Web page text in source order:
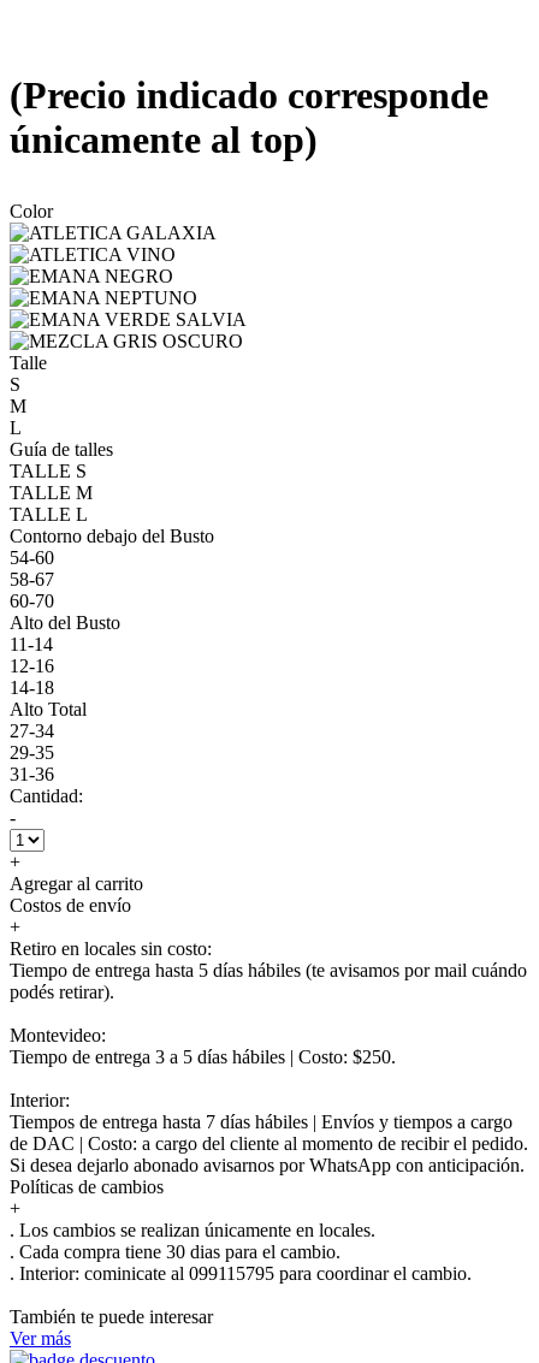
(Precio indicado corresponde
únicamente al top)
Color
Talle
S
M
L
Guía de talles
TALLE S
TALLE M
TALLE L
Contorno debajo del Busto
54-60
58-67
60-70
Alto del Busto
11-14
12-16
14-18
Alto Total
27-34
29-35
31-36
Cantidad:
-
+
Agregar al carrito
Costos de envío
+
Retiro en locales sin costo:
Tiempo de entrega hasta 5 días hábiles (te avisamos por mail cuándo
podés retirar).
Montevideo:
Tiempo de entrega 3 a 5 días hábiles | Costo: $250.
Interior:
Tiempos de entrega hasta 7 días hábiles | Envíos y tiempos a cargo
de DAC | Costo: a cargo del cliente al momento de recibir el pedido.
Si desea dejarlo abonado avisarnos por WhatsApp con anticipación.
Políticas de cambios
+
. Los cambios se realizan únicamente en locales.
. Cada compra tiene 30 dias para el cambio.
. Interior: cominicate al 099115795 para coordinar el cambio.
También te puede interesar
Ver más